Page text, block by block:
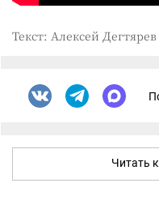
Текст: Алексей Дегтярев
Читать